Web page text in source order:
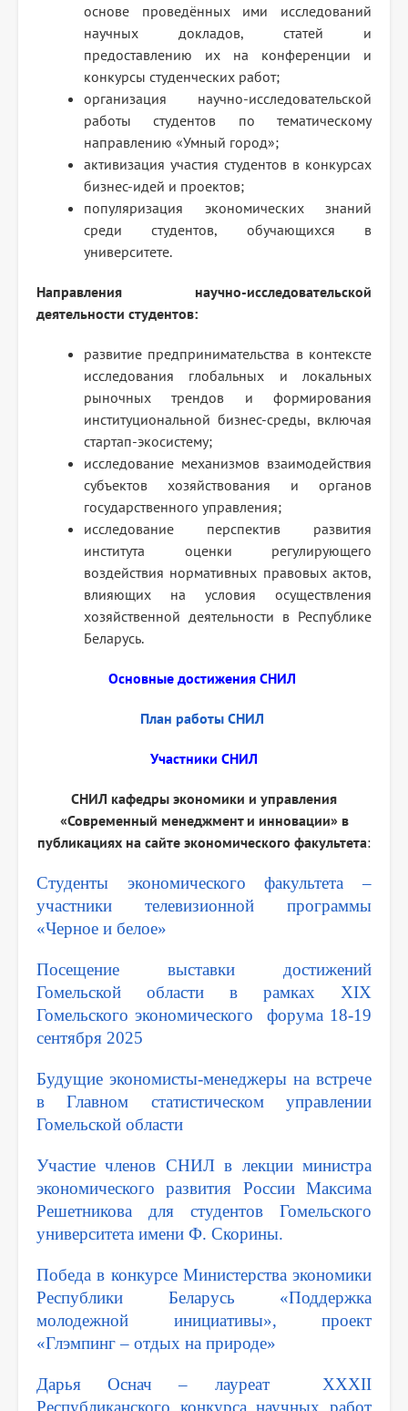
основе проведённых ими исследований
научных докладов, статей и
предоставлению их на конференции и
конкурсы студенческих работ;
организация научно-исследовательской
работы студентов по тематическому
направлению «Умный город»;
активизация участия студентов в конкурсах
бизнес-идей и проектов;
популяризация экономических знаний
среди студентов, обучающихся в
университете.
Направления научно-исследовательской
деятельности студентов:
развитие предпринимательства в контексте
исследования глобальных и локальных
рыночных трендов и формирования
институциональной бизнес-среды, включая
стартап-экосистему;
исследование механизмов взаимодействия
субъектов хозяйствования и органов
государственного управления;
исследование перспектив развития
института оценки регулирующего
воздействия нормативных правовых актов,
влияющих на условия осуществления
хозяйственной деятельности в Республике
Беларусь.
Основные достижения СНИЛ
План работы СНИЛ
Участники СНИЛ
СНИЛ кафедры экономики и управления
«Современный менеджмент и инновации» в
публикациях на сайте экономического факультета:
Студенты экономического факультета –
участники телевизионной программы
«Черное и белое»
Посещение выставки достижений
Гомельской области в рамках XIX
Гомельского экономического форума 18-19
сентября 2025
Будущие экономисты-менеджеры на встрече
в Главном статистическом управлении
Гомельской области
Участие членов СНИЛ в лекции министра
экономического развития России Максима
Решетникова для студентов Гомельского
университета имени Ф. Скорины.
Победа в конкурсе Министерства экономики
Республики Беларусь «Поддержка
молодежной инициативы», проект
«Глэмпинг – отдых на природе»
Дарья Оснач – лауреат ХХХII